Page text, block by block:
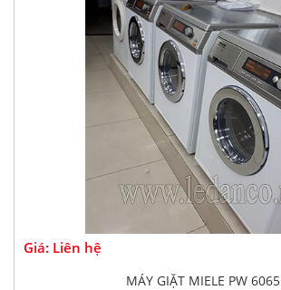
Giá: Liên hệ
MÁY GIẶT MIELE PW 6065